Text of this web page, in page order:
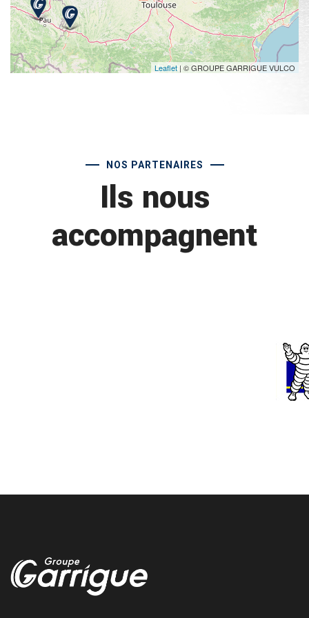
Leaflet | © GROUPE GARRIGUE VULCO
NOS PARTENAIRES
Ils nous
accompagnent
gestion pneu flotte utilitaire professionnel
sur Montreal du gers